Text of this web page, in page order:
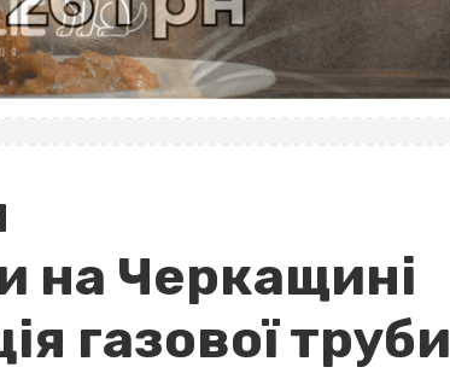
на Черкащині
газової труби